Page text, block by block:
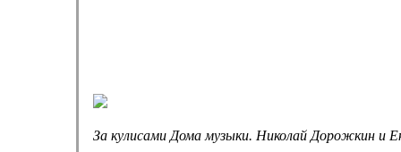
За кулисами Дома музыки. Николай Дорожкин и